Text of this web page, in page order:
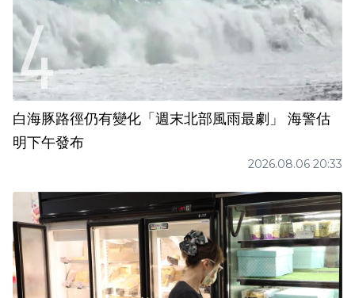
白海豚路徑仍有變化「週末北部風雨最劇」 海警估
明下午發布
2026.08.06 20:33